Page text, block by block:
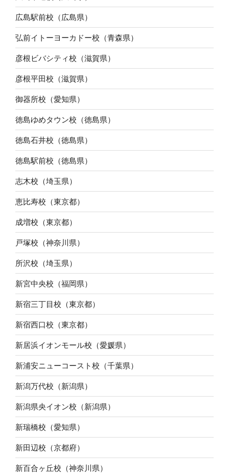
広島駅前校（広島県）
弘前イトーヨーカドー校（青森県）
彦根ビバシティ校（滋賀県）
彦根平田校（滋賀県）
御器所校（愛知県）
徳島ゆめタウン校（徳島県）
徳島石井校（徳島県）
徳島駅前校（徳島県）
志木校（埼玉県）
恵比寿校（東京都）
成増校（東京都）
戸塚校（神奈川県）
所沢校（埼玉県）
新宮中央校（福岡県）
新宿三丁目校（東京都）
新宿西口校（東京都）
新居浜イオンモール校（愛媛県）
新浦安ニューコースト校（千葉県）
新潟万代校（新潟県）
新潟県央イオン校（新潟県）
新瑞橋校（愛知県）
新田辺校（京都府）
新百合ヶ丘校（神奈川県）